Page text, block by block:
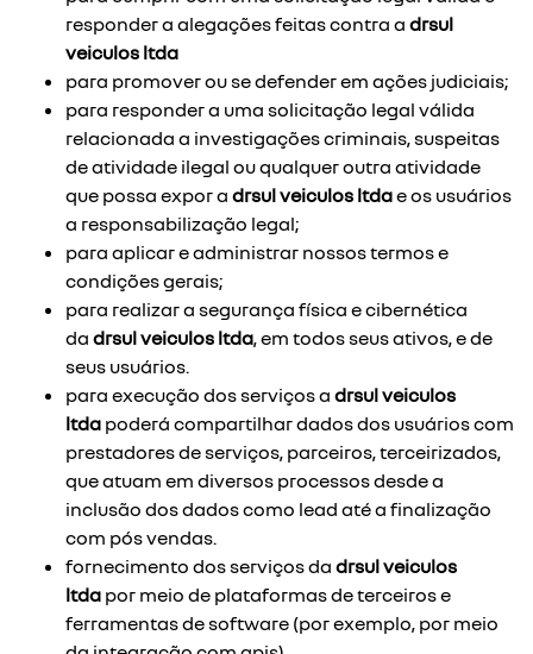
responder a alegações feitas contra a drsul
veiculos ltda
para promover ou se defender em ações judiciais;
para responder a uma solicitação legal válida
relacionada a investigações criminais, suspeitas
de atividade ilegal ou qualquer outra atividade
que possa expor a drsul veiculos ltdae os usuários
a responsabilização legal;
para aplicar e administrar nossos termos e
condições gerais;
para realizar a segurança física e cibernética
da drsul veiculos ltda, em todos seus ativos, e de
seus usuários.
para execução dos serviços a drsul veiculos
ltda poderá compartilhar dados dos usuários com
prestadores de serviços, parceiros, terceirizados,
que atuam em diversos processos desde a
inclusão dos dados como lead até a finalização
com pós vendas.
fornecimento dos serviços da drsul veiculos
ltda por meio de plataformas de terceiros e
ferramentas de software (por exemplo, por meio